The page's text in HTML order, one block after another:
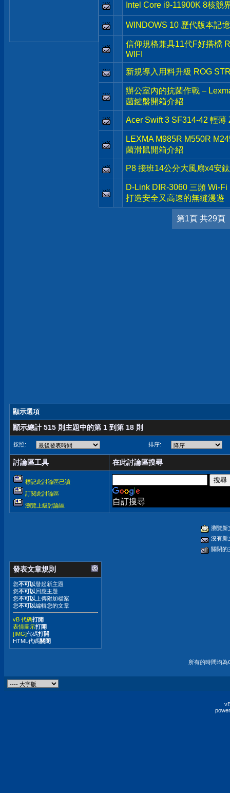
Intel Core i9-11900K 8核競
WINDOWS 10 歷代版本記
信仰規格兼具11代F好搭檔
WIFI
新規導入用料升級 ROG
辦公室內的抗菌作戰 –
菌鍵盤開箱介紹
Acer Swift 3 SF314-42 輕薄
LEXMA M985R M550R
菌滑鼠開箱介紹
P8 接班14公分大風扇x4安
D-Link DIR-3060 三頻 Wi-
打造安全又高速的無縫漫遊
第1頁 共29頁
顯示選項
顯示總計 515 則主題中的第 1 到第 18 則
按照: 排序:
討論區工具 在此討論區搜尋
標記此討論區已讀
訂閱此討論區
瀏覽上級討論區
自訂搜尋
瀏覽新
沒有新
關閉的
發表文章規則
您不可以發起新主題
您不可以回應主題
您不可以 上傳附加檔案
您不可以編輯您的文章
vB 代碼打開
表情圖示打開
[IMG]代碼打開
HTML代碼關閉
所有的時間均為